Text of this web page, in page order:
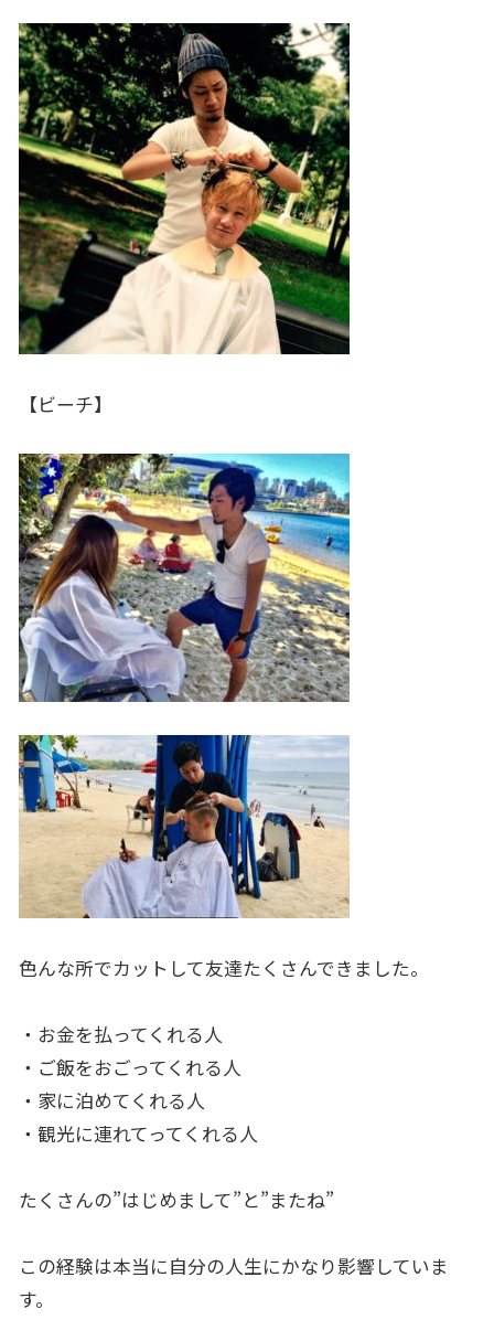
【ビーチ】
色んな所でカットして友達たくさんできました。
・お金を払ってくれる人
・ご飯をおごってくれる人
・家に泊めてくれる人
・観光に連れてってくれる人
たくさんの”はじめまして”と”またね”
この経験は本当に自分の人生にかなり影響していま
す。